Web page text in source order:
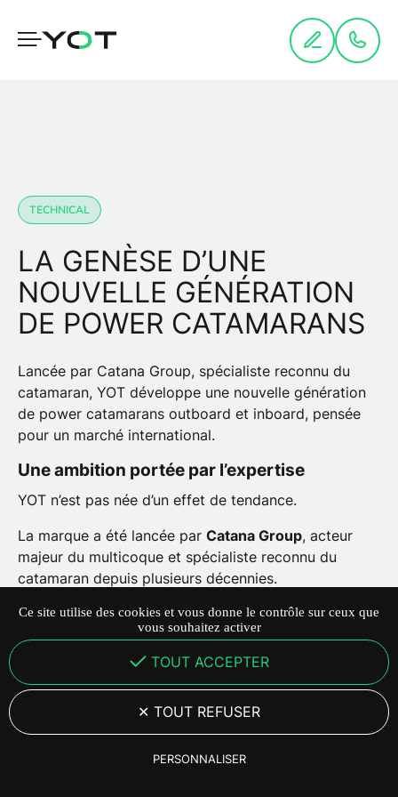
TECHNICAL
LA GENÈSE D’UNE
NOUVELLE GÉNÉRATION
DE POWER CATAMARANS
Lancée par Catana Group, spécialiste reconnu du
catamaran, YOT développe une nouvelle génération
de power catamarans outboard et inboard, pensée
pour un marché international.
Une ambition portée par l’expertise
YOT n’est pas née d’un effet de tendance.
La marque a été lancée par Catana Group, acteur
majeur du multicoque et spécialiste reconnu du
catamaran depuis plusieurs décennies.
Fort de cette expertise, le groupe a observé une
évolution profonde du marché :
les propriétaires recherchent désormais davantage
d’espace, de stabilité et de confort, sans renoncer à
la performance moteur. C’est dans cette dynamique
qu’est né le projet YOT.
Ce site utilise des cookies et vous donne le contrôle sur ceux que
vous souhaitez activer
TOUT ACCEPTER
TOUT REFUSER
PERSONNALISER